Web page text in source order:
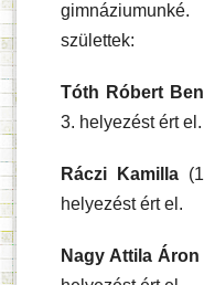
születtek:
Tóth Róbert
3. helyezést ért el.
Ráczi Kamilla
helyezést ért el.
Nagy Attila Áron